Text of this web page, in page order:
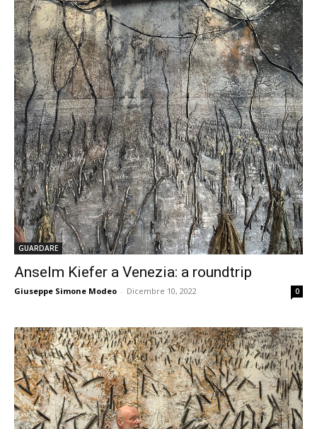
GUARDARE
Anselm Kiefer a Venezia: a roundtrip
Giuseppe Simone Modeo - Dicembre 10, 2022 0